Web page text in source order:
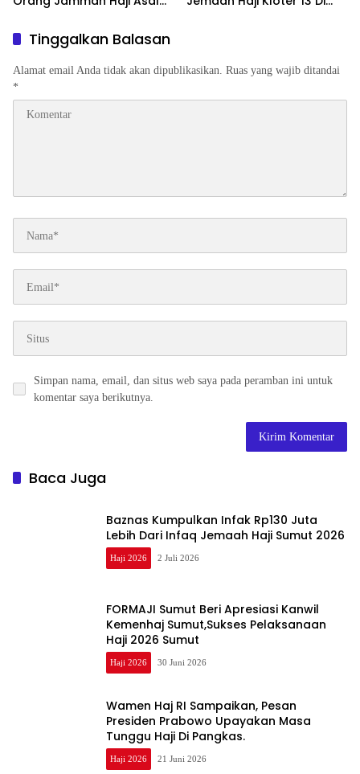
Yusuf Siregar kloter 7
Meninggal Di RS King
Abdullah Medical Jeddah
Tinggalkan Balasan
Alamat email Anda tidak akan dipublikasikan. Ruas yang wajib ditandai
*
Simpan nama, email, dan situs web saya pada peramban ini untuk
komentar saya berikutnya.
Baca Juga
Baznas Kumpulkan Infak Rp130 Juta
Lebih Dari Infaq Jemaah Haji Sumut 2026
Haji 2026 2 Juli 2026
FORMAJI Sumut Beri Apresiasi Kanwil
Kemenhaj Sumut,Sukses Pelaksanaan
Haji 2026 Sumut
Haji 2026 30 Juni 2026
Wamen Haj RI Sampaikan, Pesan
Presiden Prabowo Upayakan Masa
Tunggu Haji Di Pangkas.
Haji 2026 21 Juni 2026